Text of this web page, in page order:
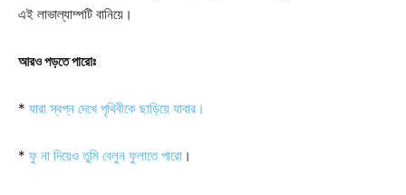
এই লাভাল্যাম্পটি বানিয়ে।
আরও পড়তে পারোঃ
* যারা স্বপ্ন দেখে পৃথিবীকে ছাড়িয়ে যাবার।
* ফু না দিয়েও তুমি বেলুন ফুলাতে পারো ।